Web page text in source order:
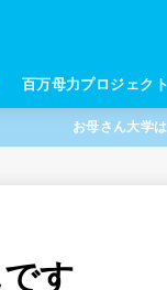
百万母力プロジェクト
お母さん大学
す